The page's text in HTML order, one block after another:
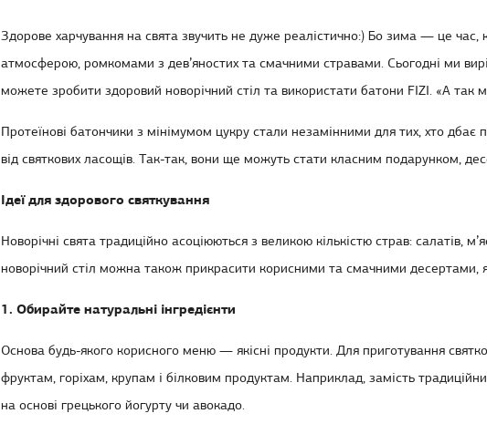
Здорове харчування на свята звучить не дуже реалістично:) Бо зима — це час,
атмосферою, ромкомами з дев’яностих та смачними стравами. Сьогодні ми
можете зробити здоровий новорічний стіл та використати батони FIZI. «А так
Протеїнові батончики з мінімумом цукру стали незамінними для тих, хто дбає
від святкових ласощів. Так-так, вони ще можуть стати класним подарунком,
Ідеї для здорового святкування
Новорічні свята традиційно асоціюються з великою кількістю страв: салатів,
новорічний стіл можна також прикрасити корисними та смачними десертами,
1. Обирайте натуральні інгредієнти
Основа будь-якого корисного меню — якісні продукти. Для приготування
фруктам, горіхам, крупам і білковим продуктам. Наприклад, замість
на основі грецького йогурту чи авокадо.